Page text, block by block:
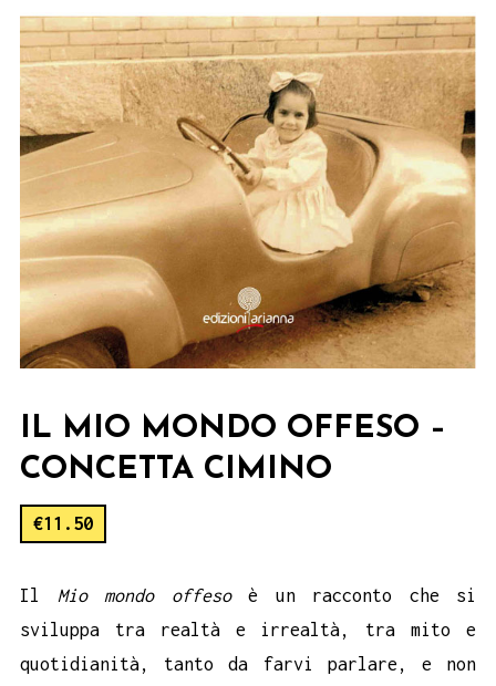
IL MIO MONDO OFFESO –
CONCETTA CIMINO
€11.50
Il Mio mondo offesoè un racconto che si
sviluppa tra realtà e irrealtà, tra mito e
quotidianità, tanto da farvi parlare, e non